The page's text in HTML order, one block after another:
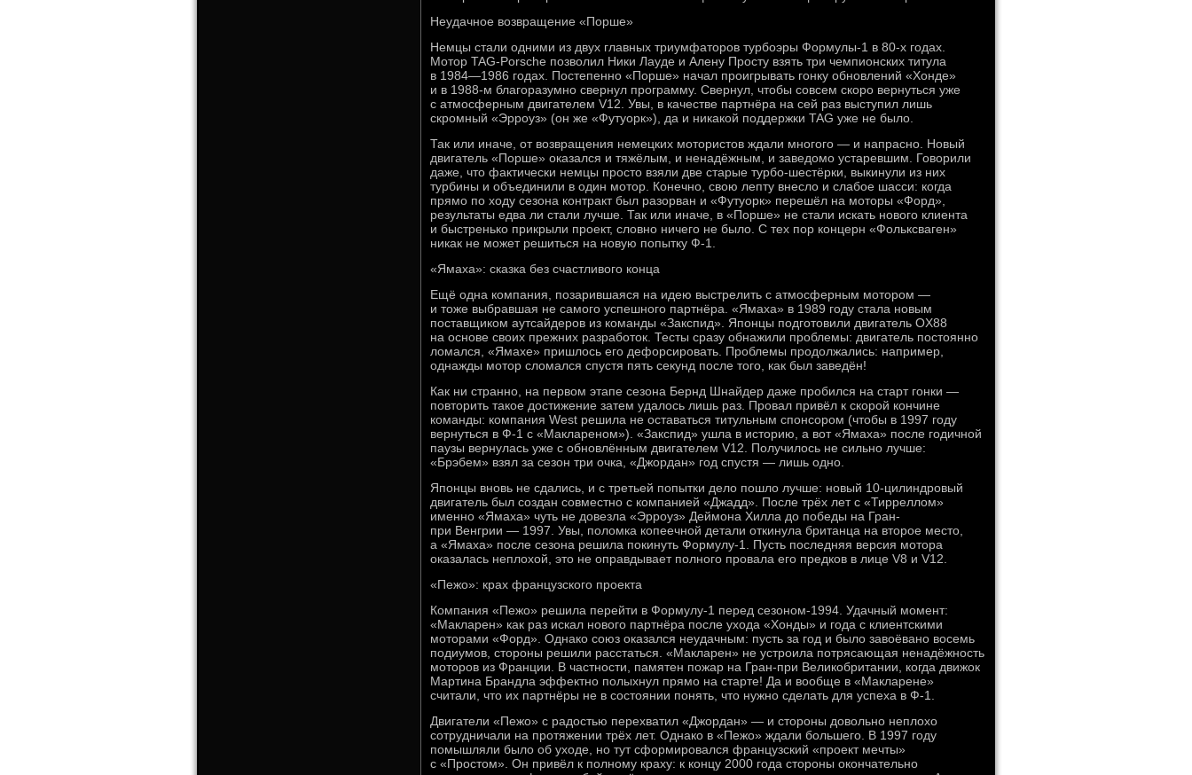
Неудачное возвращение «Порше»
Немцы стали одними из двух главных триумфаторов турбоэры Формулы-1 в 80-х годах.
Мотор TAG-Porsche позволил Ники Лауде и Алену Просту взять три чемпионских титула
в 1984—1986 годах. Постепенно «Порше» начал проигрывать гонку обновлений «Хонде»
и в 1988-м благоразумно свернул программу. Свернул, чтобы совсем скоро вернуться уже
с атмосферным двигателем V12. Увы, в качестве партнёра на сей раз выступил лишь
скромный «Эрроуз» (он же «Футуорк»), да и никакой поддержки TAG уже не было.
Так или иначе, от возвращения немецких мотористов ждали многого — и напрасно. Новый
двигатель «Порше» оказался и тяжёлым, и ненадёжным, и заведомо устаревшим. Говорили
даже, что фактически немцы просто взяли две старые турбо-шестёрки, выкинули из них
турбины и объединили в один мотор. Конечно, свою лепту внесло и слабое шасси: когда
прямо по ходу сезона контракт был разорван и «Футуорк» перешёл на моторы «Форд»,
результаты едва ли стали лучше. Так или иначе, в «Порше» не стали искать нового клиента
и быстренько прикрыли проект, словно ничего не было. С тех пор концерн «Фольксваген»
никак не может решиться на новую попытку Ф-1.
«Ямаха»: сказка без счастливого конца
Ещё одна компания, позарившаяся на идею выстрелить с атмосферным мотором —
и тоже выбравшая не самого успешного партнёра. «Ямаха» в 1989 году стала новым
поставщиком аутсайдеров из команды «Закспид». Японцы подготовили двигатель OX88
на основе своих прежних разработок. Тесты сразу обнажили проблемы: двигатель постоянно
ломался, «Ямахе» пришлось его дефорсировать. Проблемы продолжались: например,
однажды мотор сломался спустя пять секунд после того, как был заведён!
Как ни странно, на первом этапе сезона Бернд Шнайдер даже пробился на старт гонки —
повторить такое достижение затем удалось лишь раз. Провал привёл к скорой кончине
команды: компания West решила не оставаться титульным спонсором (чтобы в 1997 году
вернуться в Ф-1 с «Маклареном»). «Закспид» ушла в историю, а вот «Ямаха» после годичной
паузы вернулась уже с обновлённым двигателем V12. Получилось не сильно лучше:
«Брэбем» взял за сезон три очка, «Джордан» год спустя — лишь одно.
Японцы вновь не сдались, и с третьей попытки дело пошло лучше: новый 10-цилиндровый
двигатель был создан совместно с компанией «Джадд». После трёх лет с «Тирреллом»
именно «Ямаха» чуть не довезла «Эрроуз» Деймона Хилла до победы на Гран-
при Венгрии — 1997. Увы, поломка копеечной детали откинула британца на второе место,
а «Ямаха» после сезона решила покинуть Формулу-1. Пусть последняя версия мотора
оказалась неплохой, это не оправдывает полного провала его предков в лице V8 и V12.
«Пежо»: крах французского проекта
Компания «Пежо» решила перейти в Формулу-1 перед сезоном-1994. Удачный момент:
«Макларен» как раз искал нового партнёра после ухода «Хонды» и года с клиентскими
моторами «Форд». Однако союз оказался неудачным: пусть за год и было завоёвано восемь
подиумов, стороны решили расстаться. «Макларен» не устроила потрясающая ненадёжность
моторов из Франции. В частности, памятен пожар на Гран-при Великобритании, когда движок
Мартина Брандла эффектно полыхнул прямо на старте! Да и вообще в «Макларене»
считали, что их партнёры не в состоянии понять, что нужно сделать для успеха в Ф-1.
Двигатели «Пежо» с радостью перехватил «Джордан» — и стороны довольно неплохо
сотрудничали на протяжении трёх лет. Однако в «Пежо» ждали большего. В 1997 году
помышляли было об уходе, но тут сформировался французский «проект мечты»
с «Простом». Он привёл к полному краху: к концу 2000 года стороны окончательно